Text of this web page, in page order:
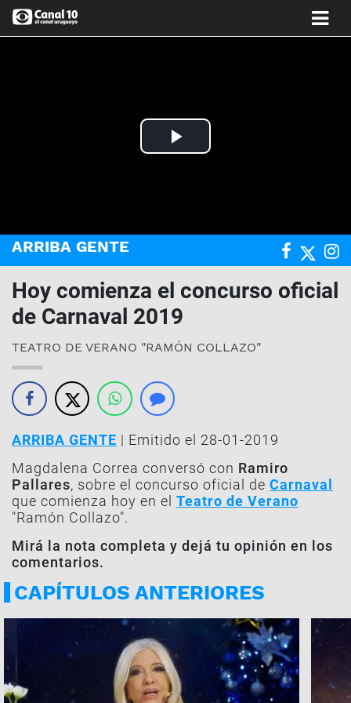
Play
ARRIBA GENTE
Hoy comienza el concurso oficial
de Carnaval 2019
TEATRO DE VERANO "RAMÓN COLLAZO"
ARRIBA GENTE | Emitido el 28-01-2019
Magdalena Correa conversó con Ramiro
Pallares, sobre el concurso oficial de Carnaval
que comienza hoy en el Teatro de Verano
"Ramón Collazo".
Mirá la nota completa y dejá tu opinión en los
comentarios.
CAPÍTULOS ANTERIORES